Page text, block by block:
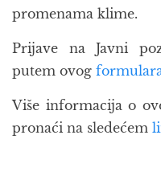
promenama klime.
Prijave na Javni
putem ovog
Više informacija o
pronaći na sledećem